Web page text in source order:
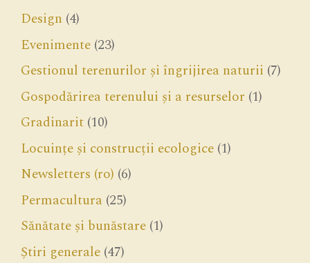
Design (4)
Evenimente (23)
Gestionul terenurilor și îngrijirea naturii (7)
Gospodărirea terenului și a resurselor (1)
Gradinarit (10)
Locuințe și construcții ecologice (1)
Newsletters (ro) (6)
Permacultura (25)
Sănătate și bunăstare (1)
Știri generale (47)